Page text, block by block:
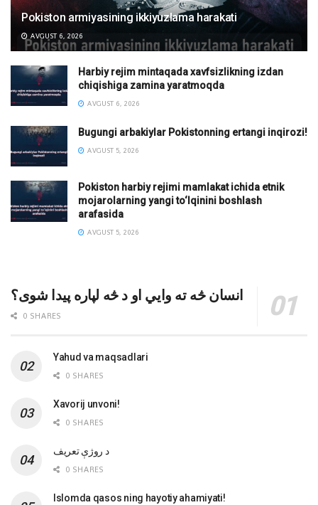
Pokiston armiyasining ikkiyuzlama harakati
AVGUST 6, 2026
Harbiy rejim mintaqada xavfsizlikning izdan
chiqishiga zamina yaratmoqda
AVGUST 6, 2026
Bugungi arbakiylar Pokistonning ertangi inqirozi!
AVGUST 5, 2026
Pokiston harbiy rejimi mamlakat ichida etnik
mojarolarning yangi to‘lqinini boshlash
arafasida
AVGUST 5, 2026
انسان څه ته وایي او د څه لپاره پیدا شوی؟
0 SHARES
Yahud va maqsadlari
0 SHARES
Xavorij unvoni!
0 SHARES
‌د روژې تعریف
0 SHARES
Islomda qasos ning hayotiy ahamiyati!